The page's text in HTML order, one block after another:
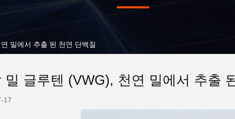
밀에서 추출 된 천연 단백질
밀 글루텐 (VWG), 천연 밀에서 추출
17